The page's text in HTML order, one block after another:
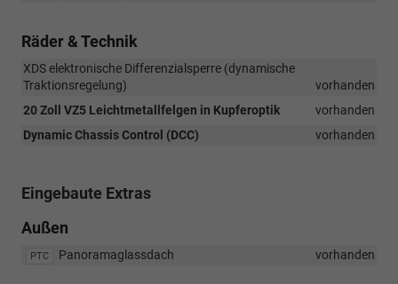
Räder & Technik
XDS elektronische Differenzialsperre (dynamische
Traktionsregelung)
vorhanden
20 Zoll VZ5 Leichtmetallfelgen in Kupferoptik
vorhanden
Dynamic Chassis Control (DCC)
vorhanden
Eingebaute Extras
Außen
PTC Panoramaglassdach vorhanden